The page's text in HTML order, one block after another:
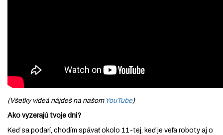
(Všetky videá nájdeš na našom YouTube)
Ako vyzerajú tvoje dni?
Keď sa podarí, chodím spávať okolo 11-tej, keď je veľa roboty aj o